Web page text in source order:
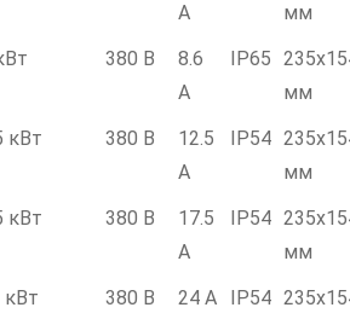
А
мм
380 В
8.6
А
IP65
мм
кВт 380 В
12.5
А
IP54
мм
кВт 380 В
17.5
А
IP54
мм
кВт 380 В 24 А IP54